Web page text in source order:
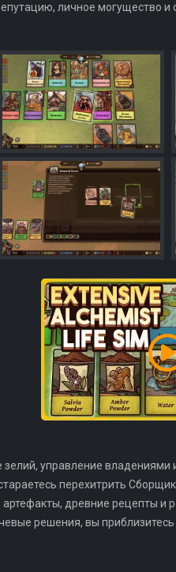
личное могущество
зелий, управление
перехитрить
древние рецепты и
решения, вы